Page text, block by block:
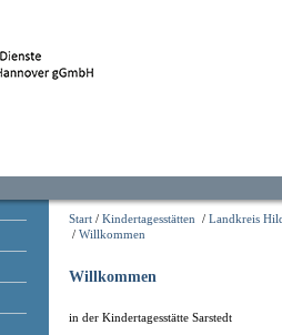
Start / Kindertagesstätten / Landkreis
/ Willkommen
Willkommen
in der Kindertagesstätte Sarstedt